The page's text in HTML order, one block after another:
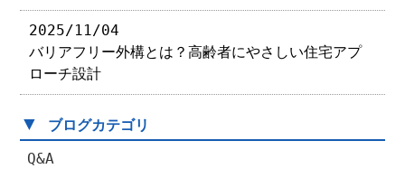
2025/11/04
バリアフリー外構とは？高齢者にやさしい住宅アプ
ローチ設計
▼ ブログカテゴリ
Q&A